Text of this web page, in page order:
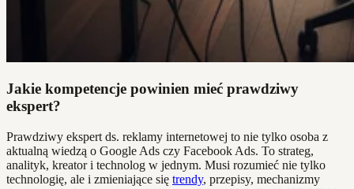
Jakie kompetencje powinien mieć prawdziwy
ekspert?
Prawdziwy ekspert ds. reklamy internetowej to nie tylko osoba z
aktualną wiedzą o Google Ads czy Facebook Ads. To strateg,
analityk, kreator i technolog w jednym. Musi rozumieć nie tylko
technologię, ale i zmieniające się trendy, przepisy, mechanizmy